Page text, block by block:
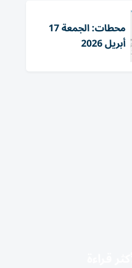
محطات: الجمعة 17
أبريل 2026